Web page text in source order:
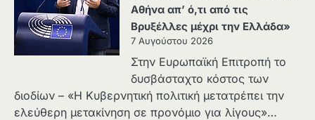
Αθήνα απ’ ό,τι από τις
Βρυξέλλες μέχρι την Ελλάδα»
7 Αυγούστου 2026
Στην Ευρωπαϊκή Επιτροπή το
δυσβάσταχτο κόστος των
διοδίων – «Η Κυβερνητική πολιτική μετατρέπει την
ελεύθερη μετακίνηση σε προνόμιο για λίγους»…